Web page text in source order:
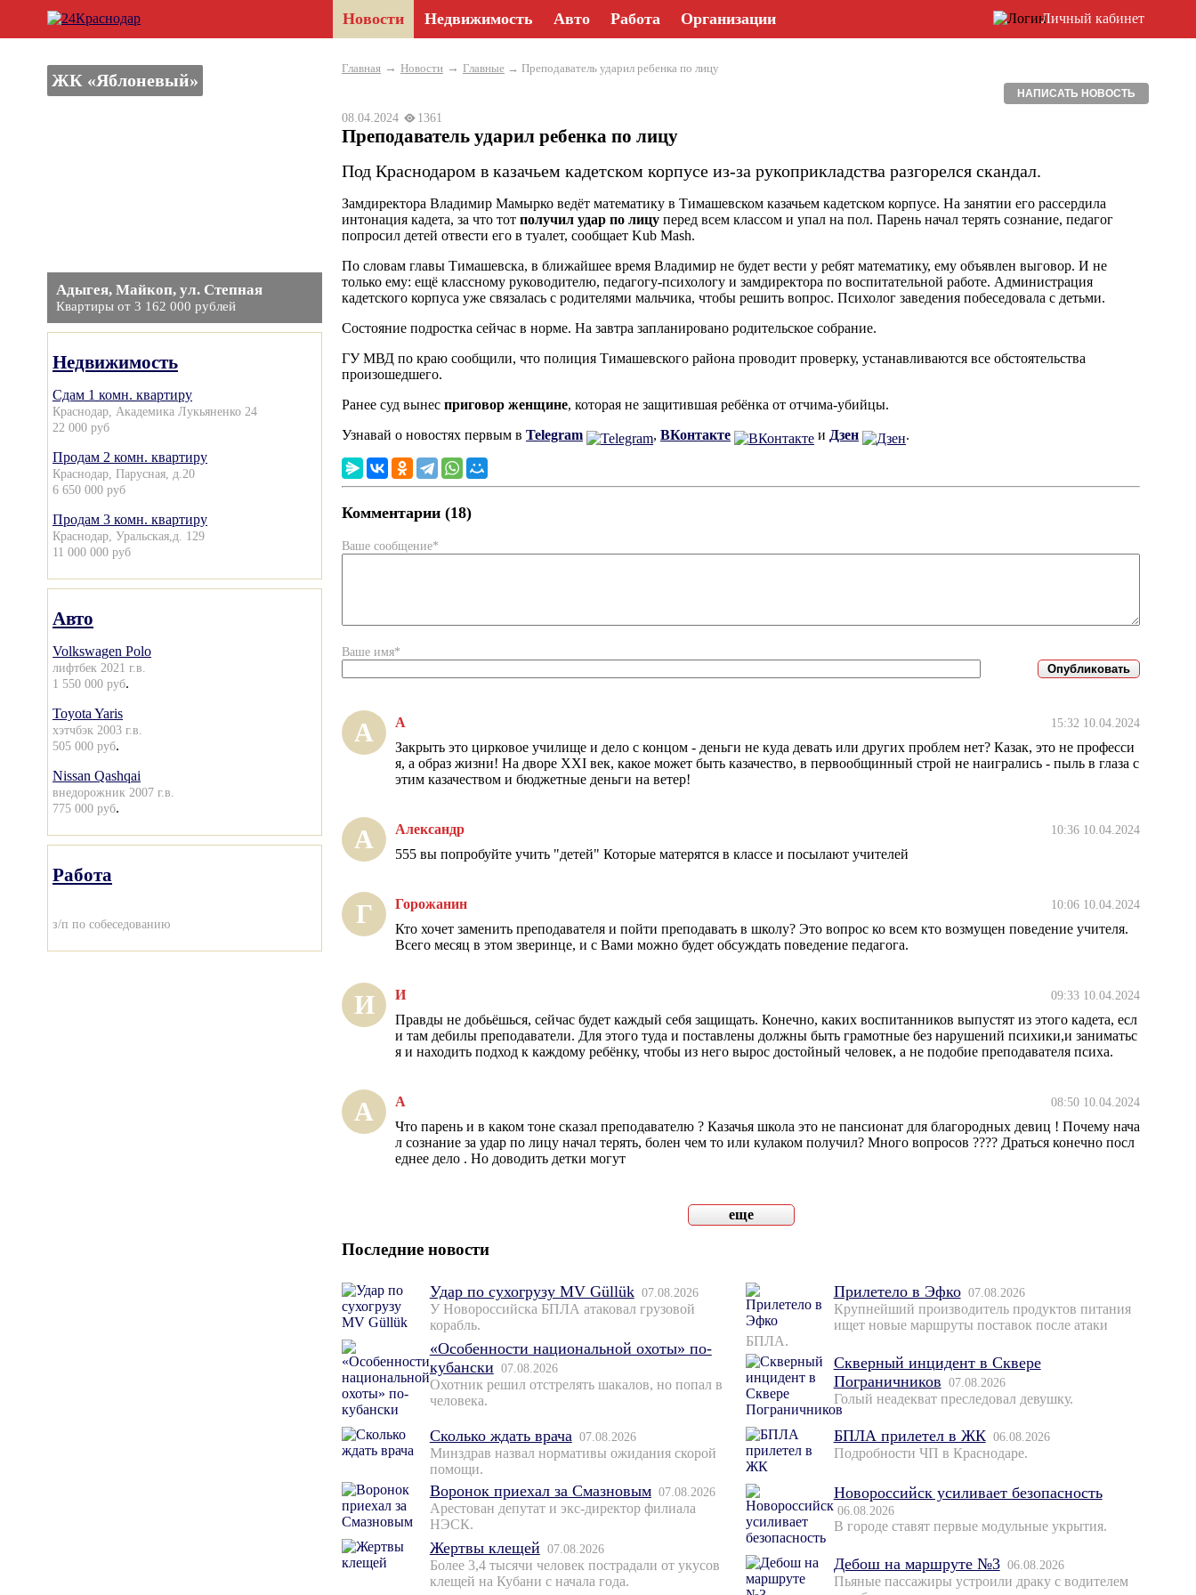
Новости Недвижимость Авто Работа Организации Личный кабинет
ЖК «Яблоневый»
Адыгея, Майкоп, ул. Степная
Квартиры от 3 162 000 рублей
Недвижимость
Сдам 1 комн. квартиру
Краснодар, Академика Лукьяненко 24
22 000 руб
Продам 2 комн. квартиру
Краснодар, Парусная, д.20
6 650 000 руб
Продам 3 комн. квартиру
Краснодар, Уральская,д. 129
11 000 000 руб
Авто
Volkswagen Polo
лифтбек 2021 г.в.
1 550 000 руб.
Toyota Yaris
хэтчбэк 2003 г.в.
505 000 руб.
Nissan Qashqai
внедорожник 2007 г.в.
775 000 руб.
Работа
з/п по собеседованию
Главная → Новости → Главные → Преподаватель ударил ребенка по лицу
НАПИСАТЬ НОВОСТЬ
08.04.2024 1361
Преподаватель ударил ребенка по лицу
Под Краснодаром в казачьем кадетском корпусе из-за рукоприкладства разгорелся скандал.
Замдиректора Владимир Мамырко ведёт математику в Тимашевском казачьем кадетском корпусе. На занятии его рассердила
интонация кадета, за что тот получил удар по лицу перед всем классом и упал на пол. Парень начал терять сознание, педагог
попросил детей отвести его в туалет, сообщает Kub Mash.
По словам главы Тимашевска, в ближайшее время Владимир не будет вести у ребят математику, ему объявлен выговор. И не
только ему: ещё классному руководителю, педагогу-психологу и замдиректора по воспитательной работе. Администрация
кадетского корпуса уже связалась с родителями мальчика, чтобы решить вопрос. Психолог заведения побеседовала с детьми.
Состояние подростка сейчас в норме. На завтра запланировано родительское собрание.
ГУ МВД по краю сообщили, что полиция Тимашевского района проводит проверку, устанавливаются все обстоятельства
произошедшего.
Ранее суд вынес приговор женщине, которая не защитившая ребёнка от отчима-убийцы.
Узнавай о новостях первым в Telegram , ВКонтакте и Дзен .
Комментарии (18)
Ваше сообщение*
Ваше имя*
А А 15:32 10.04.2024
Закрыть это цирковое училище и дело с концом - деньги не куда девать или других проблем нет? Казак, это не професси
я, а образ жизни! На дворе XXI век, какое может быть казачество, в первообщинный строй не наигрались - пыль в глаза с
этим казачеством и бюджетные деньги на ветер!
А Александр 10:36 10.04.2024
555 вы попробуйте учить "детей" Которые матерятся в классе и посылают учителей
Г Горожанин 10:06 10.04.2024
Кто хочет заменить преподавателя и пойти преподавать в школу? Это вопрос ко всем кто возмущен поведение учителя.
Всего месяц в этом зверинце, и с Вами можно будет обсуждать поведение педагога.
И И 09:33 10.04.2024
Правды не добьёшься, сейчас будет каждый себя защищать. Конечно, каких воспитанников выпустят из этого кадета, есл
и там дебилы преподаватели. Для этого туда и поставлены должны быть грамотные без нарушений психики,и заниматьс
я и находить подход к каждому ребёнку, чтобы из него вырос достойный человек, а не подобие преподавателя психа.
А А 08:50 10.04.2024
Что парень и в каком тоне сказал преподавателю ? Казачья школа это не пансионат для благородных девиц ! Почему нача
л сознание за удар по лицу начал терять, болен чем то или кулаком получил? Много вопросов ???? Драться конечно посл
еднее дело . Но доводить детки могут
еще
Последние новости
Удар по сухогрузу MV Güllük 07.08.2026
У Новороссийска БПЛА атаковал грузовой
корабль.
«Особенности национальной охоты» по-
кубански 07.08.2026
Охотник решил отстрелять шакалов, но попал в
человека.
Сколько ждать врача 07.08.2026
Минздрав назвал нормативы ожидания скорой
помощи.
Воронок приехал за Смазновым 07.08.2026
Арестован депутат и экс-директор филиала
НЭСК.
Жертвы клещей 07.08.2026
Более 3,4 тысячи человек пострадали от укусов
клещей на Кубани с начала года.
Прилетело в Эфко 07.08.2026
Крупнейший производитель продуктов питания
ищет новые маршруты поставок после атаки
БПЛА.
Скверный инцидент в Сквере
Пограничников 07.08.2026
Голый неадекват преследовал девушку.
БПЛА прилетел в ЖК 06.08.2026
Подробности ЧП в Краснодаре.
Новороссийск усиливает безопасность
06.08.2026
В городе ставят первые модульные укрытия.
Дебош на маршруте №3 06.08.2026
Пьяные пассажиры устроили драку с водителем